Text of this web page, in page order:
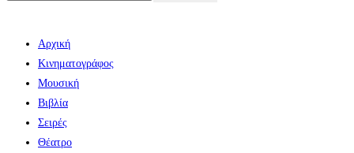
Αρχική
Κινηματογράφος
Μουσική
Βιβλία
Σειρές
Θέατρο